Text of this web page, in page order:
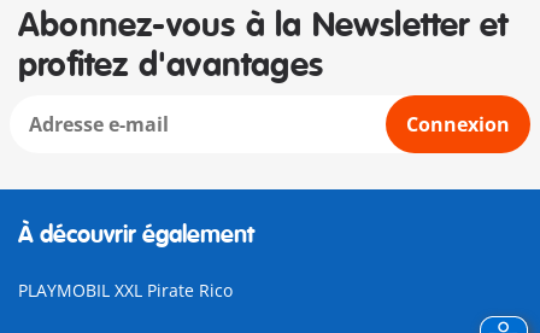
Abonnez-vous à la Newsletter et
profitez d'avantages
Connexion
À découvrir également
PLAYMOBIL XXL Pirate Rico